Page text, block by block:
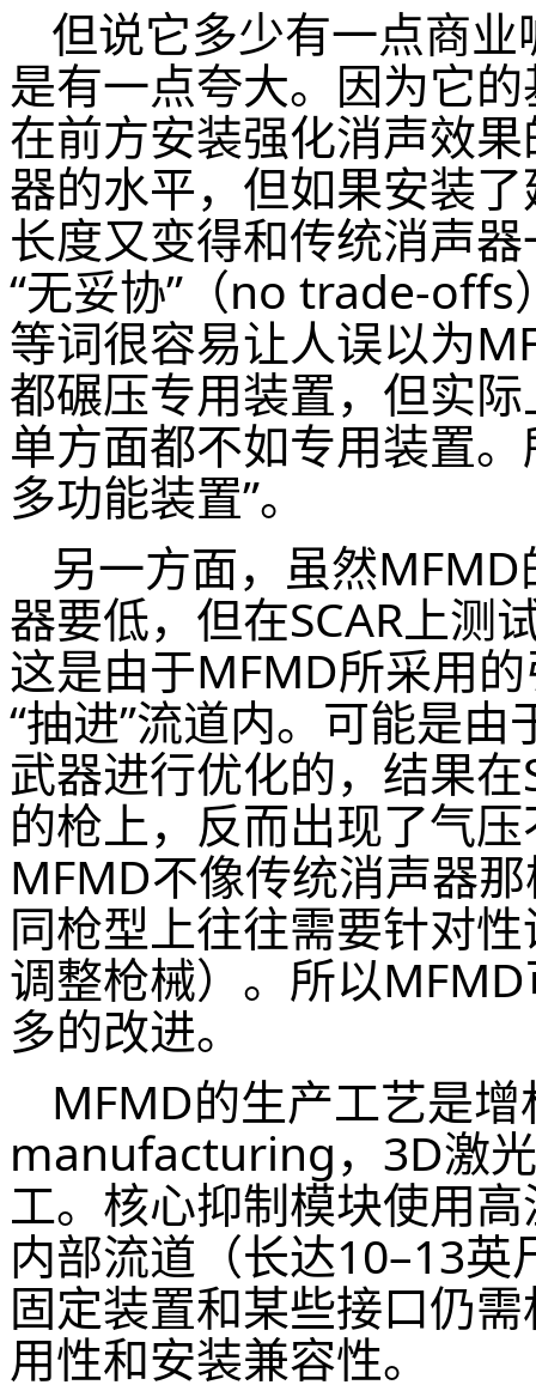
但说它多少有一点商
是有一点夸大。因为它
在前方安装强化消声效
器的水平，但如果安装
长度又变得和传统消声
“无妥协”（no trade-offs
等词很容易让人误以为
都碾压专用装置，但实
单方面都不如专用装置
多功能装置”。
另一方面，虽然
器要低，但在SCAR上测
这是由于MFMD所采用
“抽进”流道内。可能是
武器进行优化的，结果
的枪上，反而出现了气
MFMD不像传统消声器
同枪型上往往需要针对
调整枪械）。所以
多的改进。
MFMD的生产工艺是
manufacturing，3D激
工。核心抑制模块使用
内部流道（长达10–13
固定装置和某些接口仍
用性和安装兼容性。